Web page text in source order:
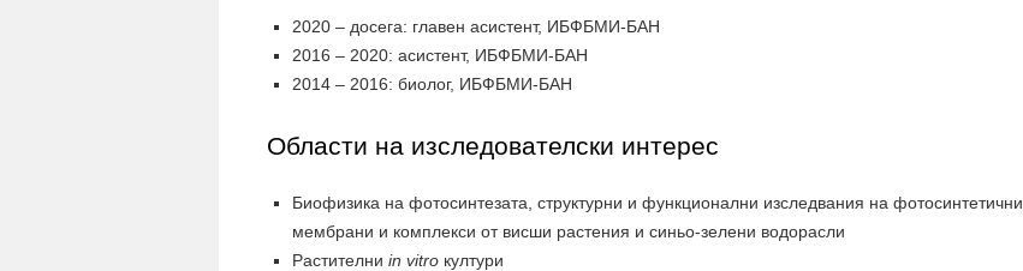
2020 – досега: главен асистент, ИБФБМИ-БАН
2016 – 2020: асистент, ИБФБМИ-БАН
2014 – 2016: биолог, ИБФБМИ-БАН
Области на изследователски интерес
Биофизика на фотосинтезата, структурни и функционални изследвания на фотосинтетични
мембрани и комплекси от висши растения и синьо-зелени водорасли
Растителни in vitro култури